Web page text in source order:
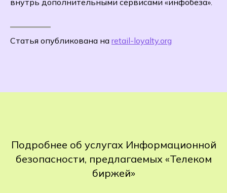
внутрь дополнительными сервисами «инфобеза».
Статья опубликована на retail-loyalty.org
Подробнее об услугах Информационной
безопасности, предлагаемых «Телеком
биржей»